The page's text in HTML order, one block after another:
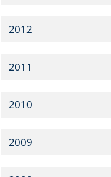
2012
2011
2010
2009